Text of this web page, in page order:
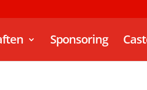
Sponsoring